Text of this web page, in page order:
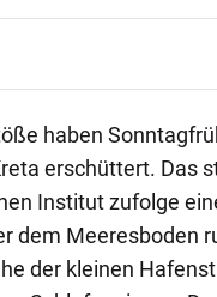
haben
erschüttert. Das
Institut zufolge
dem Meeresboden
der kleinen